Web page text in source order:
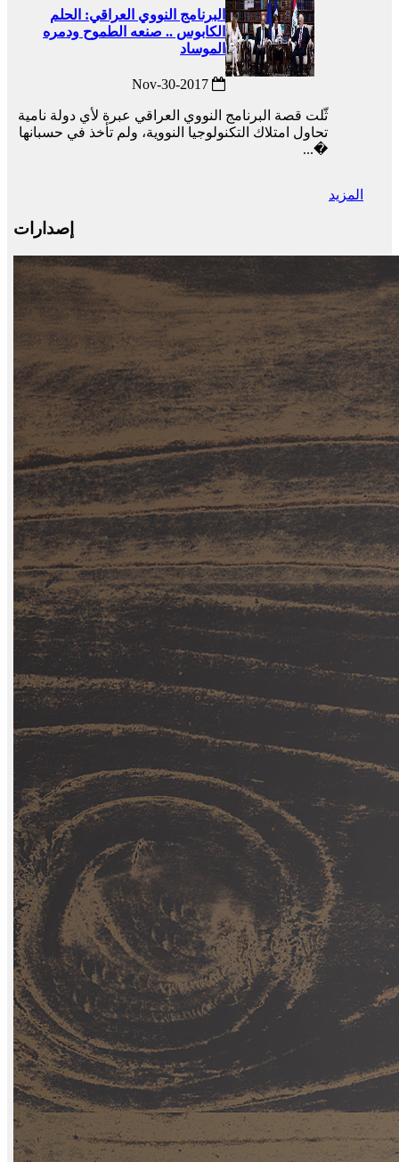
البرنامج النووي العراقي: الحلم
الكابوس .. صنعه الطموح ودمره
الموساد
ثّلت قصة البرنامج النووي العراقي عبرة لأي دولة نامية
تحاول امتلاك التكنولوجيا النووية، ولم تأخذ في حسبانها
�...
المزيد
إصدارات